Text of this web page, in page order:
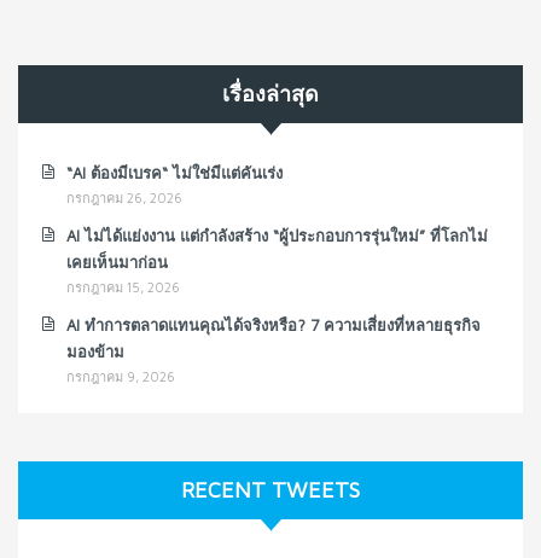
เรื่องล่าสุด
“AI ต้องมีเบรค“ ไม่ใช่มีแต่คันเร่ง
กรกฎาคม 26, 2026
AI ไม่ได้แย่งงาน แต่กำลังสร้าง “ผู้ประกอบการรุ่นใหม่” ที่โลกไม่
เคยเห็นมาก่อน
กรกฎาคม 15, 2026
AI ทำการตลาดแทนคุณได้จริงหรือ? 7 ความเสี่ยงที่หลายธุรกิจ
มองข้าม
กรกฎาคม 9, 2026
RECENT TWEETS